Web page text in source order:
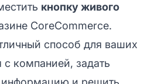
кнопку живого
CoreCommerce.
способ для ваших
с компанией, задать